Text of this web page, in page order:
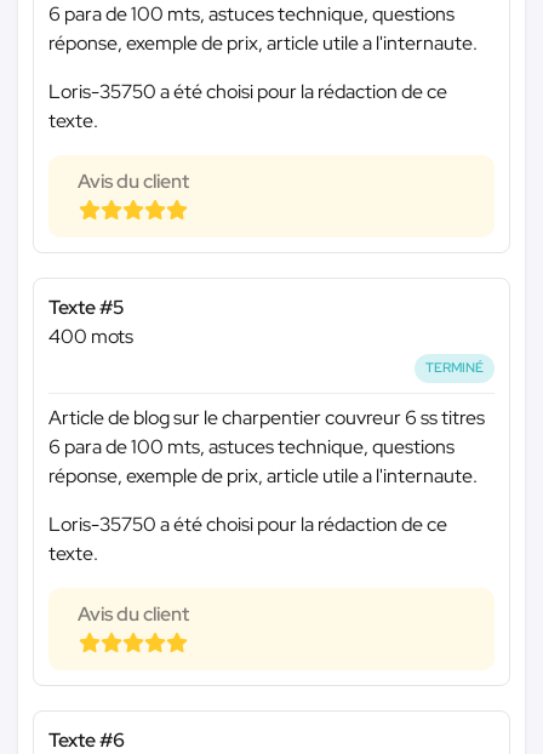
6 para de 100 mts, astuces technique, questions
réponse, exemple de prix, article utile a l'internaute.
Loris-35750 a été choisi pour la rédaction de ce
texte.
Avis du client
Texte #5
400 mots
TERMINÉ
Article de blog sur le charpentier couvreur 6 ss titres
6 para de 100 mts, astuces technique, questions
réponse, exemple de prix, article utile a l'internaute.
Loris-35750 a été choisi pour la rédaction de ce
texte.
Avis du client
Texte #6